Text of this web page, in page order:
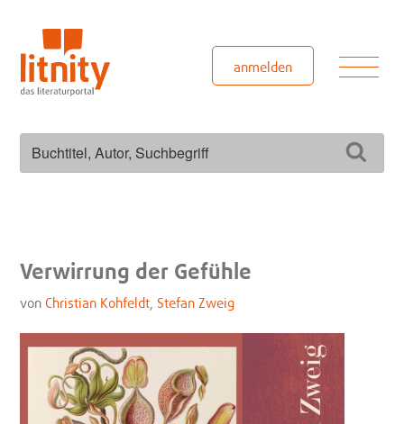
springen
anmelden
Verwirrung der Gefühle
vonChristian Kohfeldt Stefan Zweig